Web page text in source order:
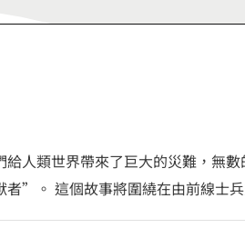
8
人類世界帶來了巨大的災難，無
”。 這個故事將圍繞在由前線士